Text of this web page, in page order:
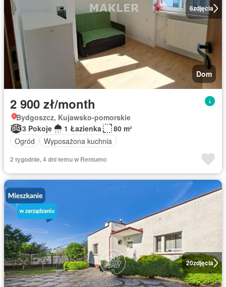
6zdjęcia
Dom
2 900 zł/month
Bydgoszcz, Kujawsko-pomorskie
3 Pokoje
1 Łazienka
80 m²
Ogród
Wyposażona kuchnia
2 tygodnie, 4 dni temu w Rentumo
20zdjęcia